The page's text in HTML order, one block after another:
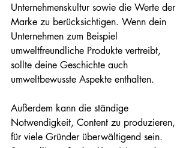
Unternehmenskultur sowie die Werte der
Marke zu berücksichtigen. Wenn dein
Unternehmen zum Beispiel
umweltfreundliche Produkte vertreibt,
sollte deine Geschichte auch
umweltbewusste Aspekte enthalten.
Außerdem kann die ständige
Notwendigkeit, Content zu produzieren,
für viele Gründer überwältigend sein.